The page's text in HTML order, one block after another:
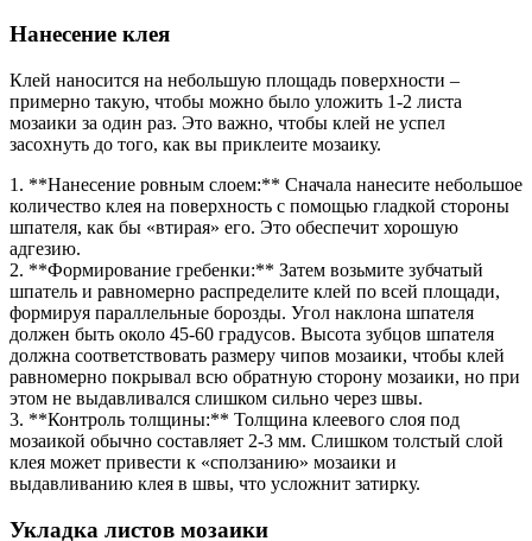
Нанесение клея
Клей наносится на небольшую площадь поверхности –
примерно такую, чтобы можно было уложить 1-2 листа
мозаики за один раз. Это важно, чтобы клей не успел
засохнуть до того, как вы приклеите мозаику.
1. **Нанесение ровным слоем:** Сначала нанесите небольшое
количество клея на поверхность с помощью гладкой стороны
шпателя, как бы «втирая» его. Это обеспечит хорошую
адгезию.
2. **Формирование гребенки:** Затем возьмите зубчатый
шпатель и равномерно распределите клей по всей площади,
формируя параллельные борозды. Угол наклона шпателя
должен быть около 45-60 градусов. Высота зубцов шпателя
должна соответствовать размеру чипов мозаики, чтобы клей
равномерно покрывал всю обратную сторону мозаики, но при
этом не выдавливался слишком сильно через швы.
3. **Контроль толщины:** Толщина клеевого слоя под
мозаикой обычно составляет 2-3 мм. Слишком толстый слой
клея может привести к «сползанию» мозаики и
выдавливанию клея в швы, что усложнит затирку.
Укладка листов мозаики